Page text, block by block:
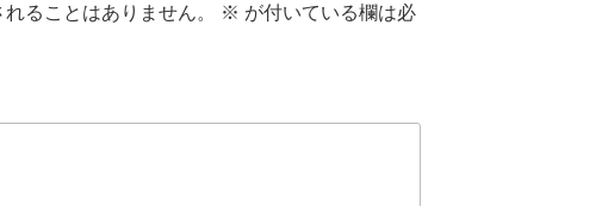
ることはありません。 ※ が付いている欄は必